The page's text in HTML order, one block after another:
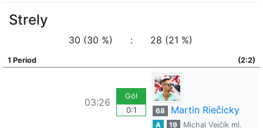
Strely
30 (30 %) : 28 (21 %)
1 Period (2:2)
03:26
Gól
0:1
68 Martin Riečicky
A 19 Michal Vejčík ml.